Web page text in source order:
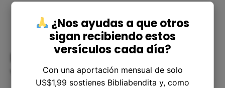
Preguntas frecuentes sobre el
versículo
¿Nos ayudas a que otros
sigan recibiendo estos
versículos cada día?
Con una aportación mensual de solo
US$1,99 sostienes Bibliabendita y, como